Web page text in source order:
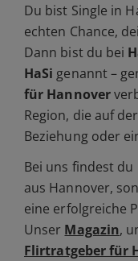
Du bist Single in
echten Chance,
Dann bist du bei
HaSi genannt –
für Hannover
Region, die auf
Beziehung oder
Bei uns findest
aus Hannover,
eine erfolgreiche
Unser Magazin,
Flirtratgeber für